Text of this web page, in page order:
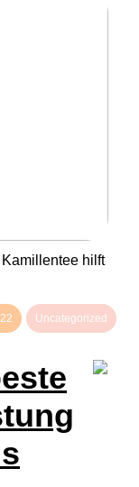
hilft
Uncategorized